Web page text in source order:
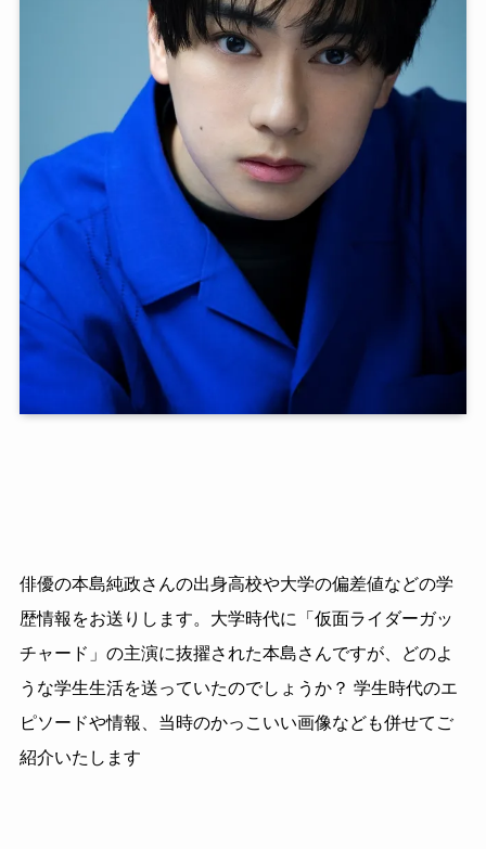
俳優の本島純政さんの出身高校や大学の偏差値などの学
歴情報をお送りします。大学時代に「仮面ライダーガッ
チャード」の主演に抜擢された本島さんですが、どのよ
うな学生生活を送っていたのでしょうか？ 学生時代のエ
ピソードや情報、当時のかっこいい画像なども併せてご
紹介いたします